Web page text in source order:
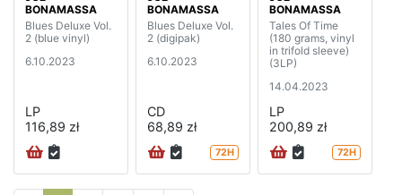
BONAMASSA
Blues Deluxe Vol.
2 (blue vinyl)
6.10.2023
LP
116,89 zł
BONAMASSA
Blues Deluxe Vol.
2 (digipak)
6.10.2023
CD
68,89 zł
72H
BONAMASSA
Tales Of Time
(180 grams, vinyl
in trifold sleeve)
(3LP)
14.04.2023
LP
200,89 zł
72H